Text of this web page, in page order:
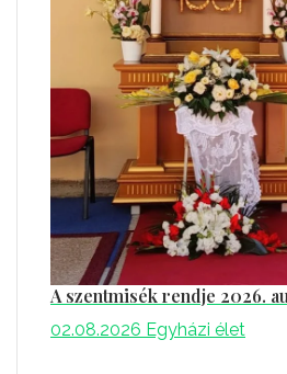
A szentmisék rendje 2026.
02.08.2026 Egyházi élet